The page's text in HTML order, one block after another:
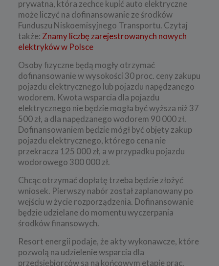
prywatna, która zechce kupić auto elektryczne
może liczyć na dofinansowanie ze środków
Funduszu Niskoemisyjnego Transportu. Czytaj
także: Znamy liczbę zarejestrowanych nowych
elektryków w Polsce
Osoby fizyczne będą mogły otrzymać
dofinansowanie w wysokości 30 proc. ceny zakupu
pojazdu elektrycznego lub pojazdu napędzanego
wodorem. Kwota wsparcia dla pojazdu
elektrycznego nie będzie mogła być wyższa niż 37
500 zł, a dla napędzanego wodorem 90 000 zł.
Dofinansowaniem będzie mógł być objęty zakup
pojazdu elektrycznego, którego cena nie
przekracza 125 000 zł, a w przypadku pojazdu
wodorowego 300 000 zł.
Chcąc otrzymać dopłatę trzeba będzie złożyć
wniosek. Pierwszy nabór został zaplanowany po
wejściu w życie rozporządzenia. Dofinansowanie
będzie udzielane do momentu wyczerpania
środków finansowych.
Resort energii podaje, że akty wykonawcze, które
pozwolą na udzielenie wsparcia dla
przedsiębiorców są na końcowym etapie prac.